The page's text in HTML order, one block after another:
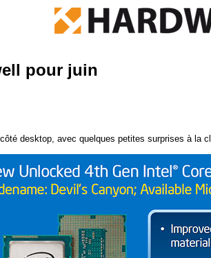
pour juin
desktop, avec quelques petites surprises à la